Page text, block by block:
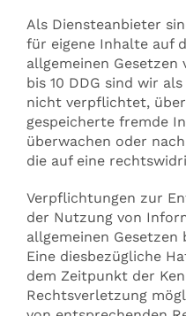
Als Diensteanbieter
für eigene Inhalte auf
allgemeinen
bis 10 DDG sind wir
nicht verpflichtet,
gespeicherte fremde
überwachen oder
die auf eine
Verpflichtungen zur
der Nutzung von
allgemeinen
Eine diesbezügliche
dem Zeitpunkt der
Rechtsverletzung